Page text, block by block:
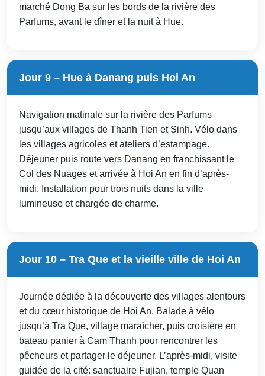
marché Dong Ba sur les bords de la rivière des
Parfums, avant le dîner et la nuit à Hue.
Jour 9 – Hue à Danang puis Hoi An
Navigation matinale sur la rivière des Parfums
jusqu’aux villages de Thanh Tien et Sinh. Vélo dans
les villages agricoles et ateliers d’estampage.
Déjeuner puis route vers Danang en franchissant le
Col des Nuages et arrivée à Hoi An en fin d’après-
midi. Installation pour trois nuits dans la ville
lumineuse et chargée de charme.
Jour 10 – Tra Que et la vieille ville de Hoi An
Journée dédiée à la découverte des villages alentours
et du cœur historique de Hoi An. Balade à vélo
jusqu’à Tra Que, village maraîcher, puis croisière en
bateau panier à Cam Thanh pour rencontrer les
pêcheurs et partager le déjeuner. L’après-midi, visite
guidée de la cité: sanctuaire Fujian, temple Quan